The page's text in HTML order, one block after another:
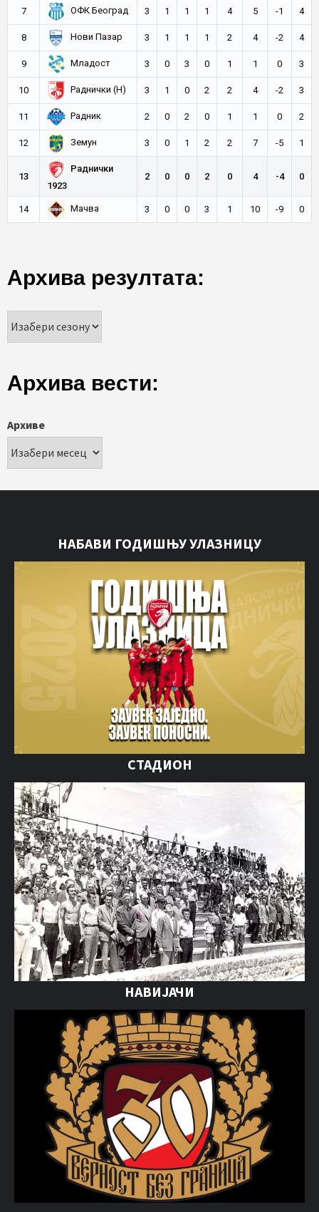
7 ОФК Београд 3 1 1 1 4 5 -1 4
8 Нови Пазар 3 1 1 1 2 4 -2 4
9 Младост 3 0 3 0 1 1 0 3
10 Раднички (Н) 3 1 0 2 2 4 -2 3
11 Радник 2 0 2 0 1 1 0 2
12 Земун 3 0 1 2 2 7 -5 1
13
Раднички
1923
2 0 0 2 0 4 -4 0
14 Мачва 3 0 0 3 1 10 -9 0
Архива резултата:
Архива вести:
Архиве
НАБАВИ ГОДИШЊУ УЛАЗНИЦУ
СТАДИОН
НАВИЈАЧИ